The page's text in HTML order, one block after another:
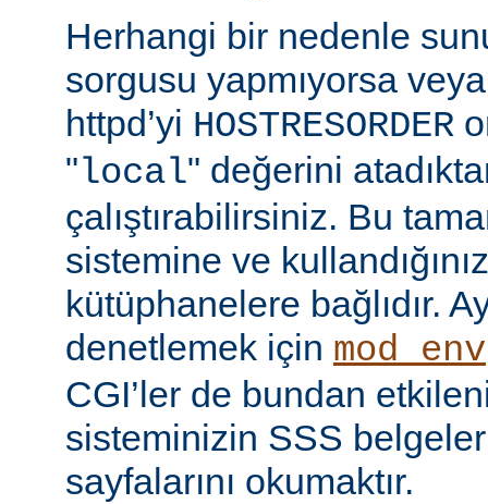
Herhangi bir nedenle
sorgusu yapmıyorsa
httpd’yi HOSTRESORDER
" local" değerini
çalıştırabilirsiniz. Bu
sistemine ve
kütüphanelere bağlıdır.
denetlemek için mod_env
CGI’ler de bundan
sisteminizin SSS
sayfalarını okumaktır.